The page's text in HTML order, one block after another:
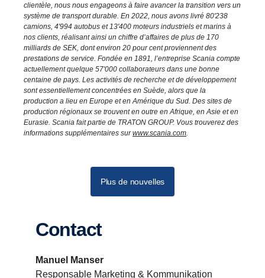
clientèle, nous nous engageons à faire avancer la transition vers un
système de transport durable. En 2022, nous avons livré 80'238
camions, 4'994 autobus et 13'400 moteurs industriels et marins à
nos clients, réalisant ainsi un chiffre d’affaires de plus de 170
milliards de SEK, dont environ 20 pour cent proviennent des
prestations de service. Fondée en 1891, l’entreprise Scania compte
actuellement quelque 57'000 collaborateurs dans une bonne
centaine de pays. Les activités de recherche et de développement
sont essentiellement concentrées en Suède, alors que la
production a lieu en Europe et en Amérique du Sud. Des sites de
production régionaux se trouvent en outre en Afrique, en Asie et en
Eurasie. Scania fait partie de TRATON GROUP. Vous trouverez des
informations supplémentaires surwww.scania.com.
Plus de nouvelles
Contact
Manuel Manser
Responsable Marketing & Kommunikation